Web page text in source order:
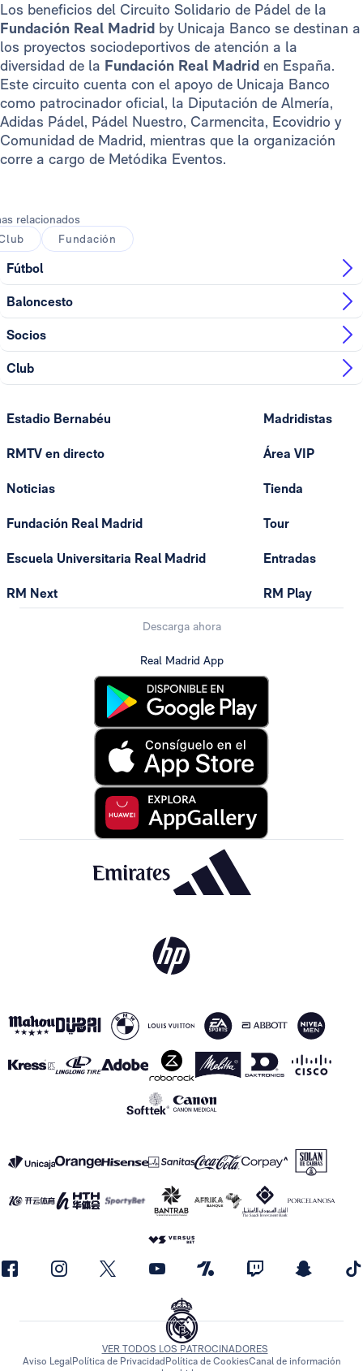
Los beneficios del Circuito Solidario de Pádel de la
Fundación Real Madrid by Unicaja Banco se destinan a
los proyectos sociodeportivos de atención a la
diversidad de la Fundación Real Madrid en España.
Este circuito cuenta con el apoyo de Unicaja Banco
como patrocinador oficial, la Diputación de Almería,
Adidas Pádel, Pádel Nuestro, Carmencita, Ecovidrio y
Comunidad de Madrid, mientras que la organización
corre a cargo de Metódika Eventos.
relacionados
Fundación
Fútbol
Baloncesto
Socios
Club
Estadio Bernabéu
RMTV en directo
Noticias
Fundación Real Madrid
Escuela Universitaria Real Madrid
RM Next
Madridistas
Área VIP
Tienda
Tour
Entradas
RM Play
Descarga ahora
Real Madrid App
VER TODOS LOS PATROCINADORES
Aviso LegalPolítica de Privacidad Política de CookiesCanal de información